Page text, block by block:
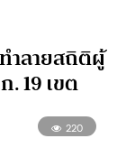
ำลายสถิติผู้
. 19 เขต
220